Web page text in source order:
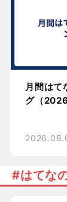
月間はて
グ（2026
はてな